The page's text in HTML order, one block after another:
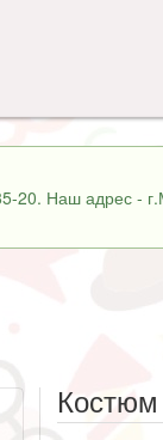
20. Наш адрес -